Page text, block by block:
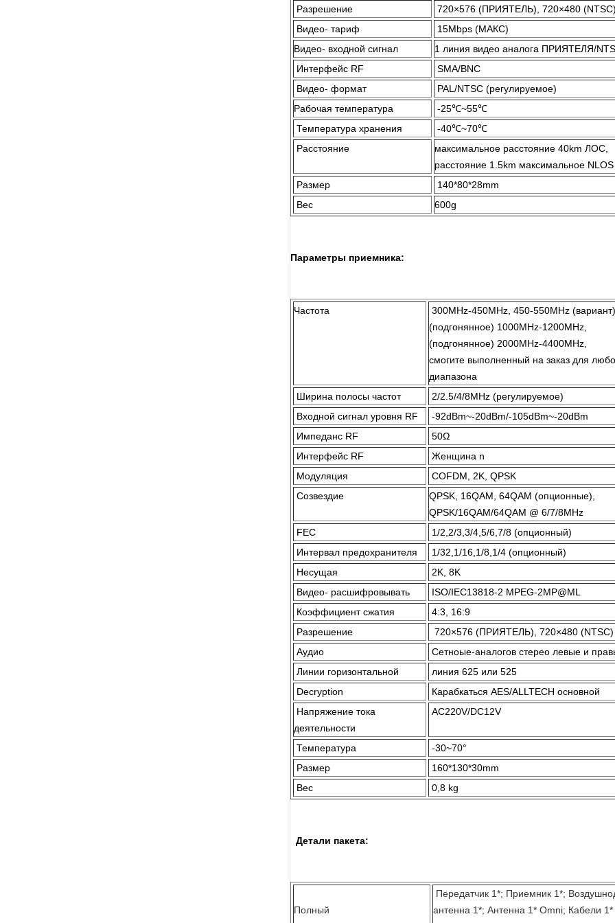
Разрешение
720×576 (ПРИЯТЕЛЬ), 720×480
Видео- тариф
15Mbps (МАКС)
Видео- входной сигнал
1 линия видео аналога ПРИЯТЕЛЯ/
Интерфейс RF
SMA/BNC
Видео- формат
PAL/NTSC (регулируемое)
Рабочая температура
-25℃~55℃
Температура хранения
-40℃~70℃
Расстояние
максимальное расстояние 40km ЛОС,
расстояние 1.5km максимальное NLOS
Размер
140*80*28mm
Вес
600g
Параметры приемника:
Частота
300MHz-450MHz, 450-550MHz
(подгонянное) 1000MHz-1200MHz,
(подгонянное) 2000MHz-4400MHz,
смогите выполненный на заказ для
диапазона
Ширина полосы частот
2/2.5/4/8MHz (регулируемое)
Входной сигнал уровня RF
-92dBm~-20dBm/-105dBm~-20dBm
Импеданс RF
50Ω
Интерфейс RF
Женщина n
Модуляция
COFDM, 2K, QPSK
Созвездие
QPSK, 16QAM, 64QAM (опционные),
QPSK/16QAM/64QAM @ 6/7/8MHz
FEC
1/2,2/3,3/4,5/6,7/8 (опционный)
Интервал предохранителя
1/32,1/16,1/8,1/4 (опционный)
Несущая
2K, 8K
Видео- расшифровывать
ISO/IEC13818-2 MPEG-2MP@ML
Коэффициент сжатия
4:3, 16:9
Разрешение
720×576 (ПРИЯТЕЛЬ), 720×480 (NTSC)
Аудио
Сетноые-аналогов стерео левые и
Линии горизонтальной
линия 625 или 525
Decryption
Карабкаться AES/ALLTECH основной
Напряжение тока
деятельности
AC220V/DC12V
Температура
-30~70°
Размер
160*130*30mm
Вес
0,8 kg
Детали пакета:
Полный
Передатчик 1*; Приемник 1*;
антенна 1*; Антенна 1* Omni; Кабели 1*